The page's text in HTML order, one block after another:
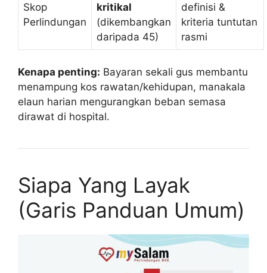
Skop
Perlindungan
kritikal
(dikembangkan
daripada 45)
definisi &
kriteria tuntutan
rasmi
Kenapa penting: Bayaran sekali gus membantu
menampung kos rawatan/kehidupan, manakala
elaun harian mengurangkan beban semasa
dirawat di hospital.
Siapa Yang Layak
(Garis Panduan Umum)